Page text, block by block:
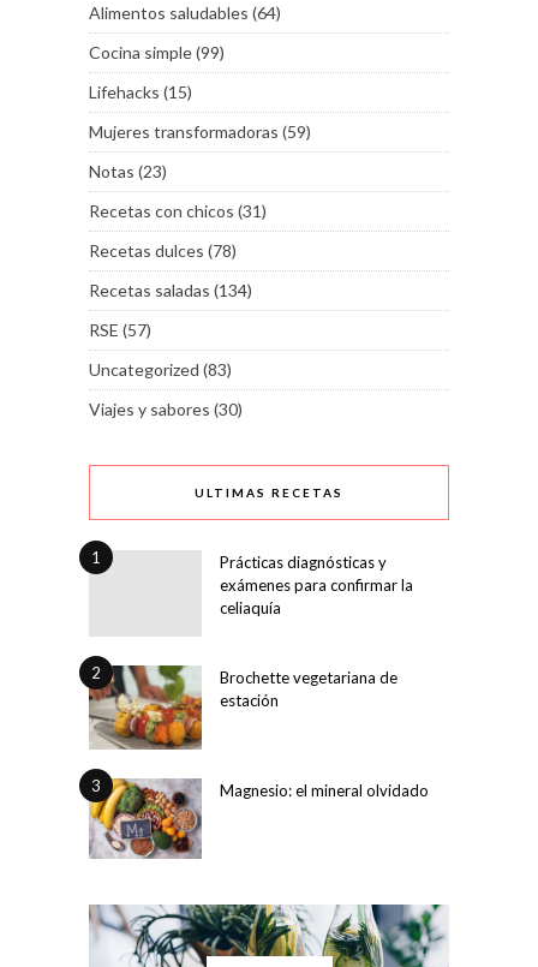
Alimentos saludables (64)
Cocina simple(99)
Lifehacks (15)
Mujeres transformadoras (59)
Notas (23)
Recetas con chicos (31)
Recetas dulces (78)
Recetas saladas (134)
RSE (57)
Uncategorized (83)
Viajes y sabores (30)
ULTIMAS RECETAS
1
Prácticas diagnósticas y
exámenes para confirmar la
celiaquía
2
Brochette vegetariana de
estación
3 Magnesio: el mineral olvidado